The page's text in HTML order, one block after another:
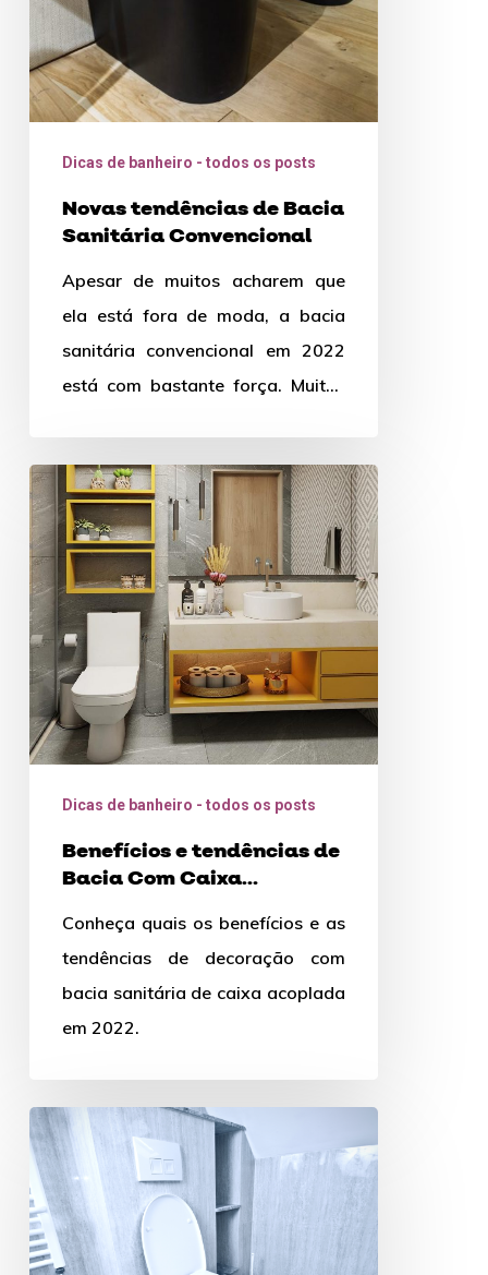
Dicas de banheiro - todos os posts
Novas tendências de Bacia
Sanitária Convencional
Apesar de muitos acharem que
ela está fora de moda, a bacia
sanitária convencional em 2022
está com bastante força. Muitas
Benefícios
e
tendências
de
Bacia
Com
Caixa
Acoplada
Dicas de banheiro - todos os posts
Benefícios e tendências de
Bacia Com Caixa
Conheça quais os benefícios e as
tendências de decoração com
bacia sanitária de caixa acoplada
em 2022.
Guia
de
Bacias
parte
3: